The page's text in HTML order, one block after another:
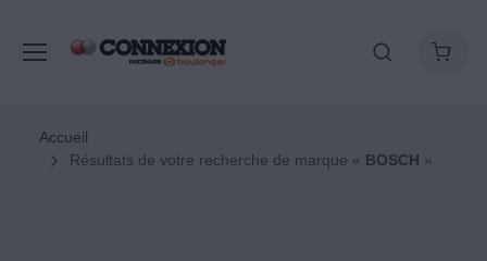
Accueil
Résultats de votre recherche de marque « BOSCH »